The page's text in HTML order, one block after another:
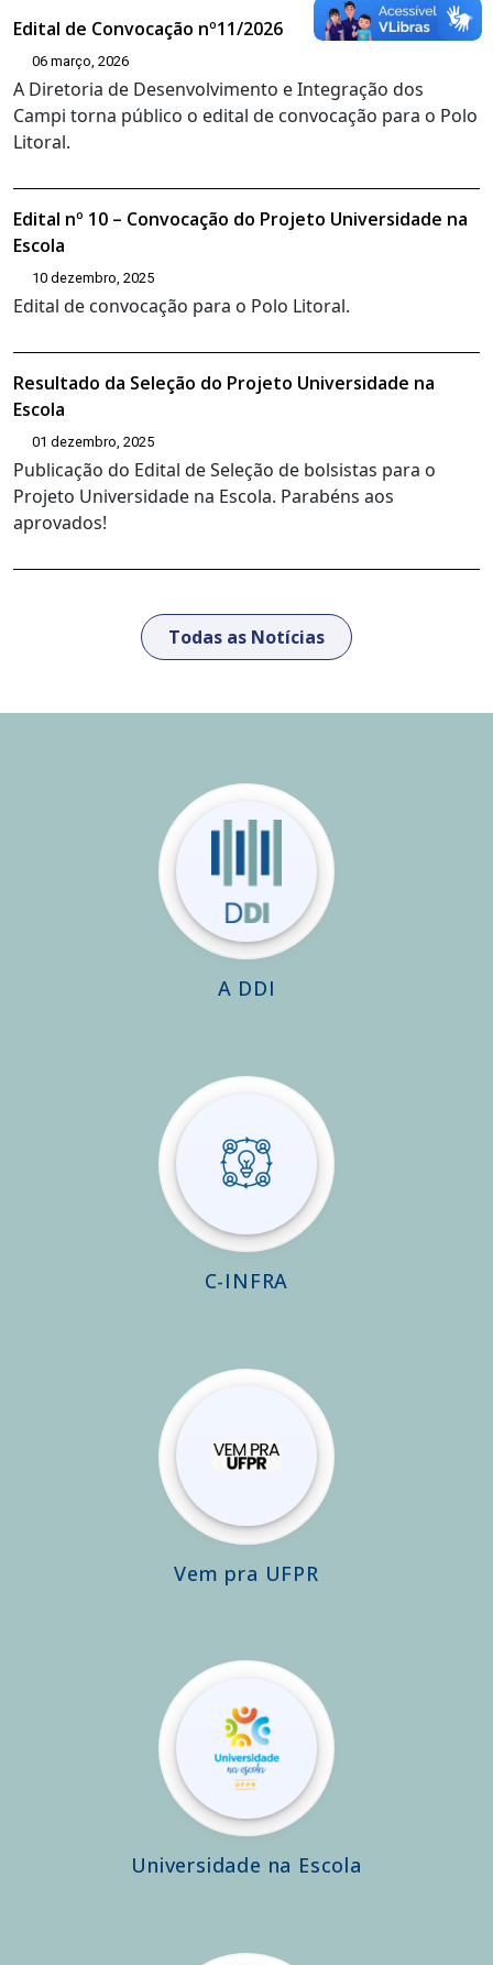
Edital de Convocação nº11/2026
06 março, 2026
A Diretoria de Desenvolvimento e Integração dos
Campi torna público o edital de convocação para o Polo
Litoral.
Edital nº 10 – Convocação do Projeto Universidade na
Escola
10 dezembro, 2025
Edital de convocação para o Polo Litoral.
Resultado da Seleção do Projeto Universidade na
Escola
01 dezembro, 2025
Publicação do Edital de Seleção de bolsistas para o
Projeto Universidade na Escola. Parabéns aos
aprovados!
Todas as Notícias
A DDI
C-INFRA
Vem pra UFPR
Universidade na Escola